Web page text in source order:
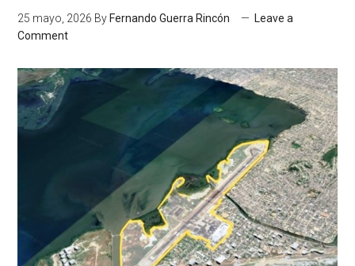
25 mayo, 2026 By Fernando Guerra Rincón
Leave a
Comment